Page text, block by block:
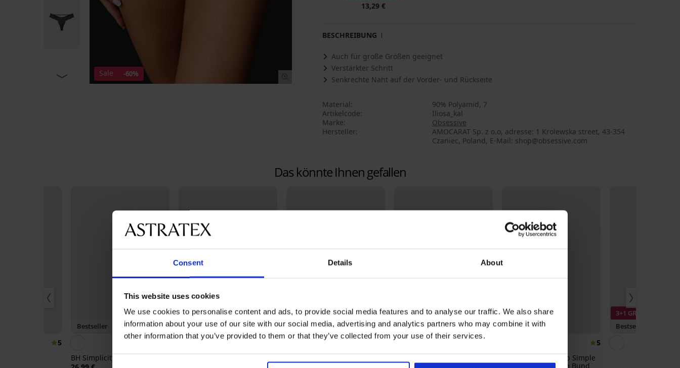
Consent Details About
This website uses cookies
We use cookies to personalise content and ads, to provide social media features and to analyse our traffic. We also share
information about your use of our site with our social media, advertising and analytics partners who may combine it with
other information that you’ve provided to them or that they’ve collected from your use of their services.
Sale -60%
13,29 €
BESCHREIBUNG
Auch für große Größen geeignet
Verstärkter Schritt
Senkrechte Naht auf der Vorder- und Rückseite
Material
90% Polyamid, 7
Artikelcode
Iliosa_kal
Marke
Obsessive
Hersteller
AMOCARAT Sp. z o.o, adresse: 1 Krolewska street, 43-354
Czaniec, Poland, E-Mail: shop@obsessive.com
Das könnte Ihnen gefallen
5
Bestseller
BH Simplicity wattiert
Bestseller
BH Push Perfect Bardot
Bestseller Bestseller
BH Spacer Delicate Flower
3+1 GRATIS
Bestseller
5
Figurformender Slip Simple
Push-Up mit hohem Bund
3+1 GRATIS
Bestseller